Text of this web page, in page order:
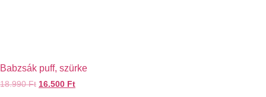
Babzsák puff, szürke
18.990Ft 16.500 Ft